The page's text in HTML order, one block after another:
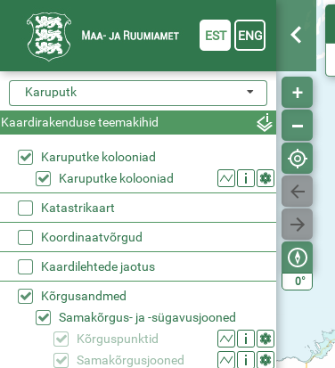
0°
Karuputk
Kaardirakenduse teemakihid
Karuputke kolooniad
Karuputke kolooniad
Katastrikaart
Koordinaatvõrgud
Kaardilehtede jaotus
Kõrgusandmed
Samakõrgus- ja -sügavusjooned
Kõrguspunktid
Samakõrgusjooned
EST ENG